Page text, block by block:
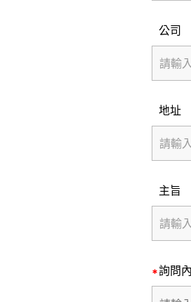
公司
地址
主旨
詢問